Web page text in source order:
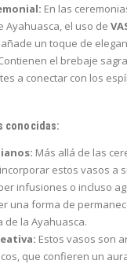
En las
Ayahuasca, el uso de
añade un toque de
el brebaje
a conectar con los
conocidas:
Más allá de las
estos vasos a
infusiones o incluso
una forma de
de la Ayahuasca.
Estos vasos son
que confieren un